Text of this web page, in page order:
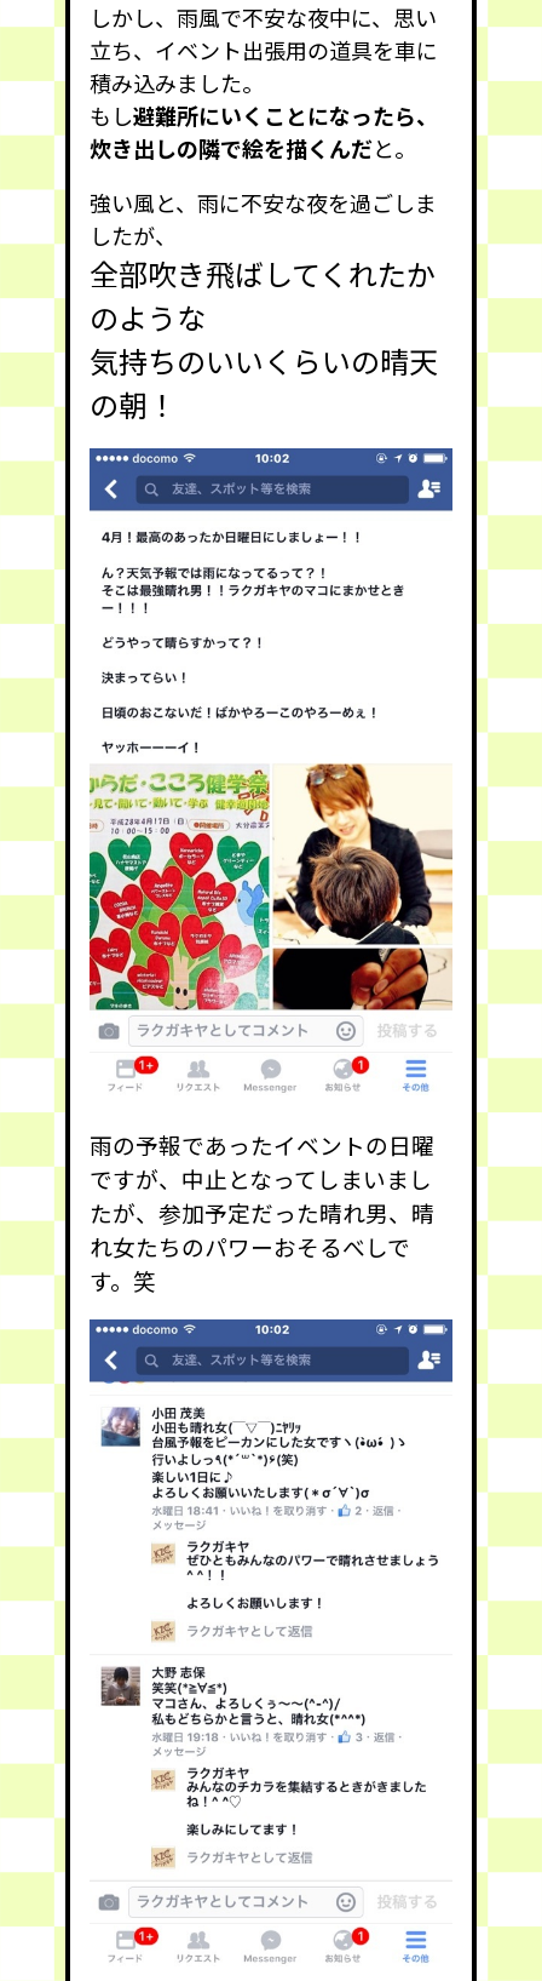
しかし、雨風で不安な夜中に、思い
立ち、イベント出張用の道具を車に
積み込みました。
もし避難所にいくことになったら、
炊き出しの隣で絵を描くんだと。
強い風と、雨に不安な夜を過ごしま
したが、
全部吹き飛ばしてくれたか
のような
気持ちのいいくらいの晴天
の朝！
雨の予報であったイベントの日曜
ですが、中止となってしまいまし
たが、参加予定だった晴れ男、晴
れ女たちのパワーおそるべしで
す。笑